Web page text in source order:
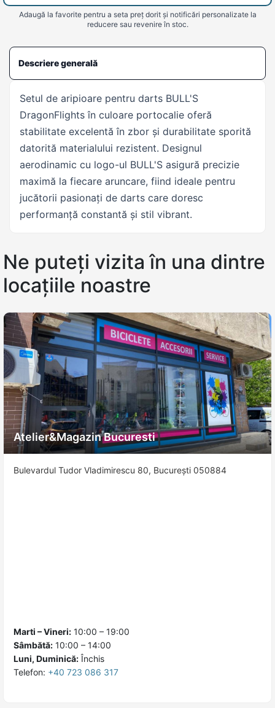
Adaugă la favorite pentru a seta preț dorit și notificări personalizate la
reducere sau revenire în stoc.
Descriere generală
Setul de aripioare pentru darts BULL'S
DragonFlights în culoare portocalie oferă
stabilitate excelentă în zbor și durabilitate sporită
datorită materialului rezistent. Designul
aerodinamic cu logo-ul BULL'S asigură precizie
maximă la fiecare aruncare, fiind ideale pentru
jucătorii pasionați de darts care doresc
performanță constantă și stil vibrant.
Ne puteți vizita în una dintre
locațiile noastre
Atelier&Magazin Bucuresti
Bulevardul Tudor Vladimirescu 80, București 050884
Marti – Vineri: 10:00 – 19:00
Sâmbătă: 10:00 – 14:00
Luni, Duminică: Închis
Telefon: +40 723 086 317